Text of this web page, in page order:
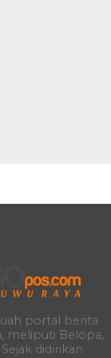
portal berita
meliputi Belopa,
didirikan